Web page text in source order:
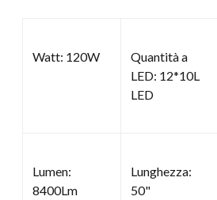
Watt: 120W
Quantità a
LED: 12*10L
LED
Lumen:
8400Lm
Lunghezza:
50"